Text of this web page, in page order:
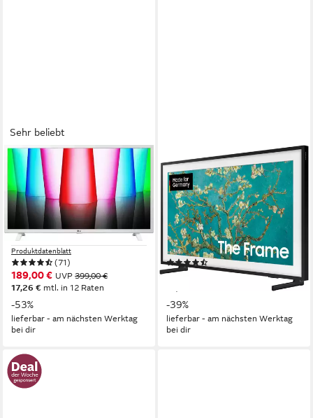
Sehr beliebt
LG
32LQ63806LC LED-
Fernseher
80 cm/32 Zoll Diagonale
Bildschirmtechnologie
Full HD Auflösung
Produktdatenblatt
(71)
189,00 € UVP 399,00 €
17,26 € mtl. in 12 Raten
-53%
lieferbar - am nächsten Werktag
bei dir
SAMSUNG
GQ32LS03CBU LED-
Fernseher
80 cm/32 Zoll Diagonale
QLED Bildschirmtechnologie
Full HD Auflösung
Produktdatenblatt
(35)
424,99 €
699,00 €
-39%
lieferbar - am nächsten Werktag
bei dir